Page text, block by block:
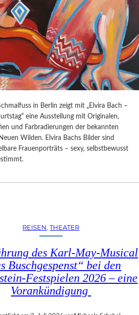
in Berlin zeigt mit „Elvira Bach –
eine Ausstellung mit Originalen,
und Farbradierungen der bekannten
Wilden. Elvira Bachs Bilder sind
Frauenporträts – sexy, selbstbewusst
REISEN, THEATER
des Karl-May-Musical
Buschgespenst“ bei den
Festspielen 2026 – eine
Vorankündigung